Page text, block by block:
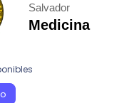
Salvador
Medicina